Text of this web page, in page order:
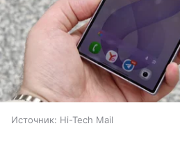
Источник: Hi-Tech Mail